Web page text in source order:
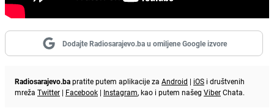
Dodajte Radiosarajevo.ba u omiljene Google izvore
Radiosarajevo.bapratite putem aplikacije za Android | iOS i društvenih
mreža Twitter | Facebook | Instagram, kao i putem našeg ViberChata.